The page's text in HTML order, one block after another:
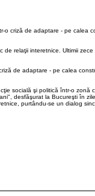
de adaptare - pe
relaţii interetnice. Ultimii
de adaptare - pe calea
socială şi politică într-o
desfăşurat la Bucureşti
purtându-se un dialog